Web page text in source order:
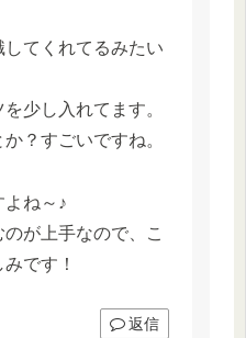
てくれてるみたい
少し入れてます。
？すごいですね。
ね～♪
が上手なので、こ
です！
返信